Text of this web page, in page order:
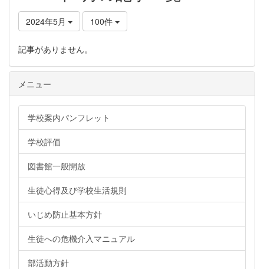
2024年5月 100件
記事がありません。
メニュー
学校案内パンフレット
学校評価
図書館一般開放
生徒心得及び学校生活規則
いじめ防止基本方針
生徒への危機介入マニュアル
部活動方針